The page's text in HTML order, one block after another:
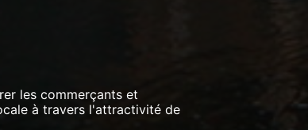
les commerçants et
à travers l'attractivité de